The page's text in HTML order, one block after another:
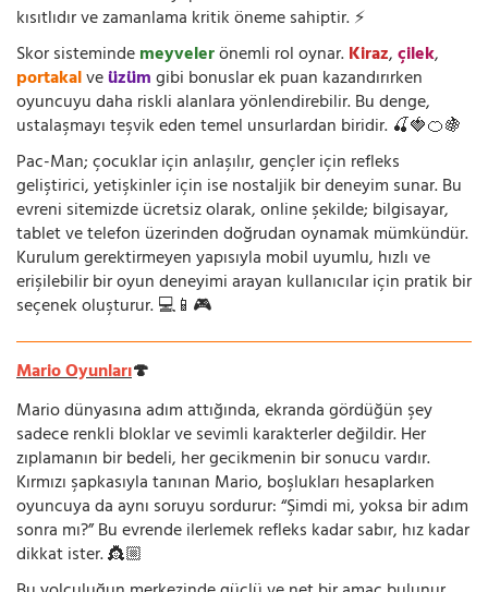
kısıtlıdır ve zamanlama kritik öneme sahiptir. ⚡
Skor sistemindemeyvelerönemli rol oynar.Kiraz,çilek,
portakalveüzümgibi bonuslar ek puan kazandırırken
oyuncuyu daha riskli alanlara yönlendirebilir. Bu denge,
ustalaşmayı teşvik eden temel unsurlardan biridir. 🍒🍓🍊🍇
Pac-Man; çocuklar için anlaşılır, gençler için refleks
geliştirici, yetişkinler için ise nostaljik bir deneyim sunar. Bu
evreni sitemizde ücretsiz olarak, online şekilde; bilgisayar,
tablet ve telefon üzerinden doğrudan oynamak mümkündür.
Kurulum gerektirmeyen yapısıyla mobil uyumlu, hızlı ve
erişilebilir bir oyun deneyimi arayan kullanıcılar için pratik bir
seçenek oluşturur. 💻📱🎮
Mario Oyunları🍄
Mario dünyasına adım attığında, ekranda gördüğün şey
sadece renkli bloklar ve sevimli karakterler değildir. Her
zıplamanın bir bedeli, her gecikmenin bir sonucu vardır.
Kırmızı şapkasıyla tanınan Mario, boşlukları hesaplarken
oyuncuya da aynı soruyu sordurur: “Şimdi mi, yoksa bir adım
sonra mı?” Bu evrende ilerlemek refleks kadar sabır, hız kadar
dikkat ister. 👸🏼